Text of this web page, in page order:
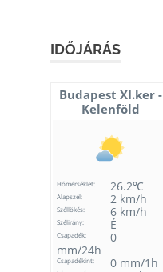
IDŐJÁRÁS